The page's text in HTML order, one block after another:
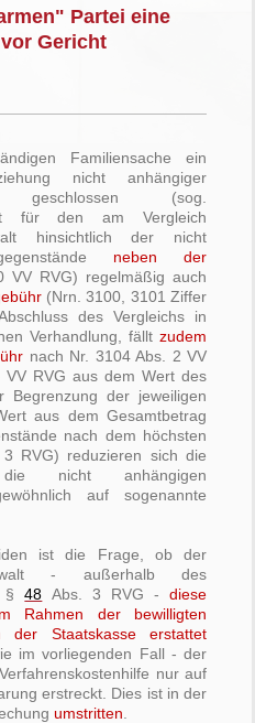
Partei eine
Gericht
Familiensache ein
nicht anhängiger
geschlossen (sog.
für den am Vergleich
hinsichtlich der nicht
neben der
VV RVG) regelmäßig auch
(Nrn. 3100, 3101 Ziffer
des Vergleichs in
Verhandlung, fällt zudem
nach Nr. 3104 Abs. 2 VV
RVG aus dem Wert des
Begrenzung der jeweiligen
aus dem Gesamtbetrag
nach dem höchsten
RVG) reduzieren sich die
nicht anhängigen
auf sogenannte
ist die Frage, ob der
- außerhalb des
§48 Abs. 3 RVG - diese
Rahmen der bewilligten
der Staatskasse erstattet
im vorliegenden Fall - der
nur auf
erstreckt. Dies ist in der
umstritten